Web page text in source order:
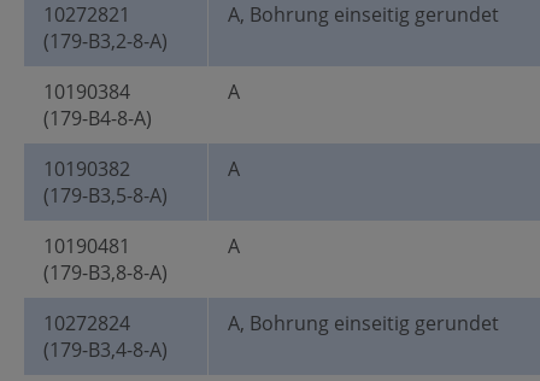
10272821
(179-B3,2-8-A)
A, Bohrung einseitig gerundet
10190384
(179-B4-8-A)
A
10190382
(179-B3,5-8-A)
A
10190481
(179-B3,8-8-A)
A
10272824
(179-B3,4-8-A)
A, Bohrung einseitig gerundet